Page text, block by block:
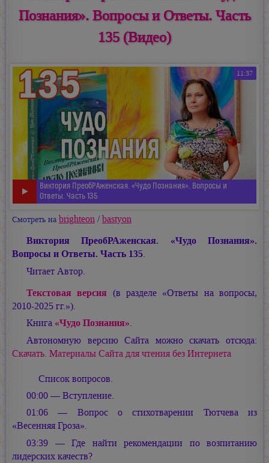
Познания». Вопросы и Ответы. Часть
135 (Видео)
11:37
Виктория ПреобРАженская. «Чудо Познания». Вопросы и
Ответы. Часть 135
Смотреть на brighteon/bastyon
Виктория ПреобРАженская. «Чудо Познания».
Вопросы и Ответы. Часть 135.
Читает Автор.
Текстовая версия (в разделе «Ответы на вопросы,
2010-2025 гг.»).
Книга «Чудо Познания».
Автономную версию Сайта можно скачать отсюда:
Скачать. Материалы Сайта для чтения без Интернета
Список вопросов.
00:00 — Вступление.
01:06 — Вопрос о стихотварении Тютчева из
«Весенняя Гроза».
03:39 — Где найти рекомендации по возпитанию
лидерских качеств?